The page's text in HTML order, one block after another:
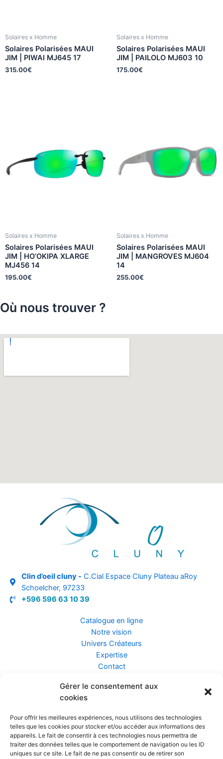
Gérer le consentement aux
cookies
Pour offrir les meilleures expériences, nous utilisons des technologies
telles que les cookies pour stocker et/ou accéder aux informations des
appareils. Le fait de consentir à ces technologies nous permettra de
traiter des données telles que le comportement de navigation ou les ID
uniques sur ce site. Le fait de ne pas consentir ou de retirer son
Solaires x Homme
Solaires Polarisées MAUI
JIM | PIWAI MJ645 17
315.00€
Solaires x Homme
Solaires Polarisées MAUI
JIM | PAILOLO MJ603 10
175.00€
Solaires x Homme
Solaires Polarisées MAUI
JIM | HO’OKIPA XLARGE
MJ456 14
195.00€
Solaires x Homme
Solaires Polarisées MAUI
JIM | MANGROVES MJ604
14
255.00€
Où nous trouver ?
Clin d’oeil cluny - C.Cial Espace Cluny Plateau aRoy
Schoelcher, 97233
+596 596 63 10 39
Catalogue en ligne
Notre vision
Univers Créateurs
Expertise
Contact
Assurance ZEN
Confidentialité et Données
Conditions Générales de Vente